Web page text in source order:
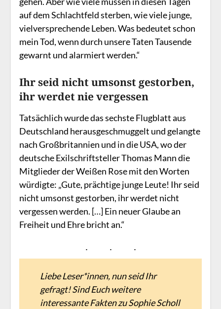
auf dem Schlachtfeld sterben, wie viele junge,
vielversprechende Leben. Was bedeutet schon
mein Tod, wenn durch unsere Taten Tausende
gewarnt und alarmiert werden.“
Ihr seid nicht umsonst gestorben,
ihr werdet nie vergessen
Tatsächlich wurde das sechste Flugblatt aus
Deutschland herausgeschmuggelt und gelangte
nach Großbritannien und in die USA, wo der
deutsche Exilschriftsteller Thomas Mann die
Mitglieder der Weißen Rose mit den Worten
würdigte: „Gute, prächtige junge Leute! Ihr seid
nicht umsonst gestorben, ihr werdet nicht
vergessen werden. […] Ein neuer Glaube an
Freiheit und Ehre bricht an.“
Liebe Leser*innen, nun seid Ihr
gefragt! Sind Euch weitere
interessante Fakten zu Sophie Scholl